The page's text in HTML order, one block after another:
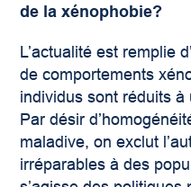
de la xénophobie?
L’actualité est remplie
de comportements
individus sont réduits
Par désir
maladive, on exclut
irréparables à des